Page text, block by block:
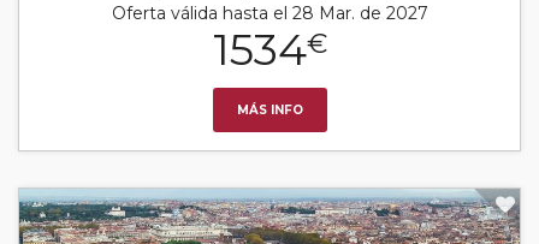
Oferta válida hasta el 28 Mar. de 2027
1534€
MÁS INFO